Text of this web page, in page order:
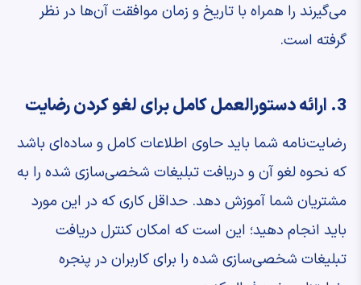
می‌گیرند را همراه با تاریخ و زمان موافقت آن‌ها در نظر
گرفته است.
3. ارائه دستورالعمل کامل برای لغو کردن رضایت
رضایت‌نامه شما باید حاوی اطلاعات کامل و ساده‌ای باشد
که نحوه لغو آن و دریافت تبلیغات شخصی‌سازی شده را به
مشتریان شما آموزش دهد. حداقل کاری که در این مورد
باید انجام دهید؛ این است که امکان کنترل دریافت
تبلیغات شخصی‌سازی شده را برای کاربران در پنجره